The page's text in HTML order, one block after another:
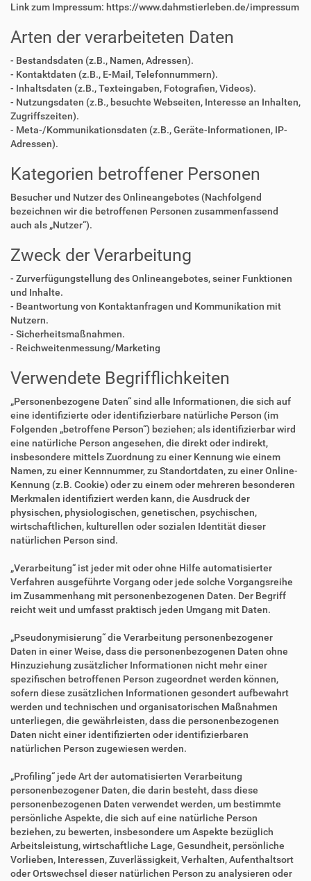
Link zum Impressum: https://www.dahmstierleben.de/impressum
Arten der verarbeiteten Daten
- Bestandsdaten (z.B., Namen, Adressen).
- Kontaktdaten (z.B., E-Mail, Telefonnummern).
- Inhaltsdaten (z.B., Texteingaben, Fotografien, Videos).
- Nutzungsdaten (z.B., besuchte Webseiten, Interesse an Inhalten,
Zugriffszeiten).
- Meta-/Kommunikationsdaten (z.B., Geräte-Informationen, IP-
Adressen).
Kategorien betroffener Personen
Besucher und Nutzer des Onlineangebotes (Nachfolgend
bezeichnen wir die betroffenen Personen zusammenfassend
auch als „Nutzer“).
Zweck der Verarbeitung
- Zurverfügungstellung des Onlineangebotes, seiner Funktionen
und Inhalte.
- Beantwortung von Kontaktanfragen und Kommunikation mit
Nutzern.
- Sicherheitsmaßnahmen.
- Reichweitenmessung/Marketing
Verwendete Begrifflichkeiten
„Personenbezogene Daten“ sind alle Informationen, die sich auf
eine identifizierte oder identifizierbare natürliche Person (im
Folgenden „betroffene Person“) beziehen; als identifizierbar wird
eine natürliche Person angesehen, die direkt oder indirekt,
insbesondere mittels Zuordnung zu einer Kennung wie einem
Namen, zu einer Kennnummer, zu Standortdaten, zu einer Online-
Kennung (z.B. Cookie) oder zu einem oder mehreren besonderen
Merkmalen identifiziert werden kann, die Ausdruck der
physischen, physiologischen, genetischen, psychischen,
wirtschaftlichen, kulturellen oder sozialen Identität dieser
natürlichen Person sind.
„Verarbeitung“ ist jeder mit oder ohne Hilfe automatisierter
Verfahren ausgeführte Vorgang oder jede solche Vorgangsreihe
im Zusammenhang mit personenbezogenen Daten. Der Begriff
reicht weit und umfasst praktisch jeden Umgang mit Daten.
„Pseudonymisierung“ die Verarbeitung personenbezogener
Daten in einer Weise, dass die personenbezogenen Daten ohne
Hinzuziehung zusätzlicher Informationen nicht mehr einer
spezifischen betroffenen Person zugeordnet werden können,
sofern diese zusätzlichen Informationen gesondert aufbewahrt
werden und technischen und organisatorischen Maßnahmen
unterliegen, die gewährleisten, dass die personenbezogenen
Daten nicht einer identifizierten oder identifizierbaren
natürlichen Person zugewiesen werden.
„Profiling“ jede Art der automatisierten Verarbeitung
personenbezogener Daten, die darin besteht, dass diese
personenbezogenen Daten verwendet werden, um bestimmte
persönliche Aspekte, die sich auf eine natürliche Person
beziehen, zu bewerten, insbesondere um Aspekte bezüglich
Arbeitsleistung, wirtschaftliche Lage, Gesundheit, persönliche
Vorlieben, Interessen, Zuverlässigkeit, Verhalten, Aufenthaltsort
oder Ortswechsel dieser natürlichen Person zu analysieren oder